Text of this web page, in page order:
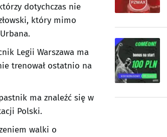
dotychczas nie
który mimo
Legii Warszawa ma
trenował ostatnio na
ma znaleźć się w
Polski.
walki o